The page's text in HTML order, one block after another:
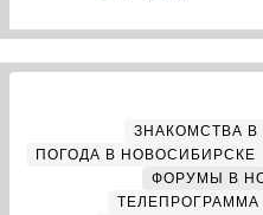
ЗНАКОМСТВА
ПОГОДА В НОВОСИБИРСКЕ
ФОРУМЫ В